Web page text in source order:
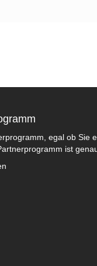
egal ob Sie
ist